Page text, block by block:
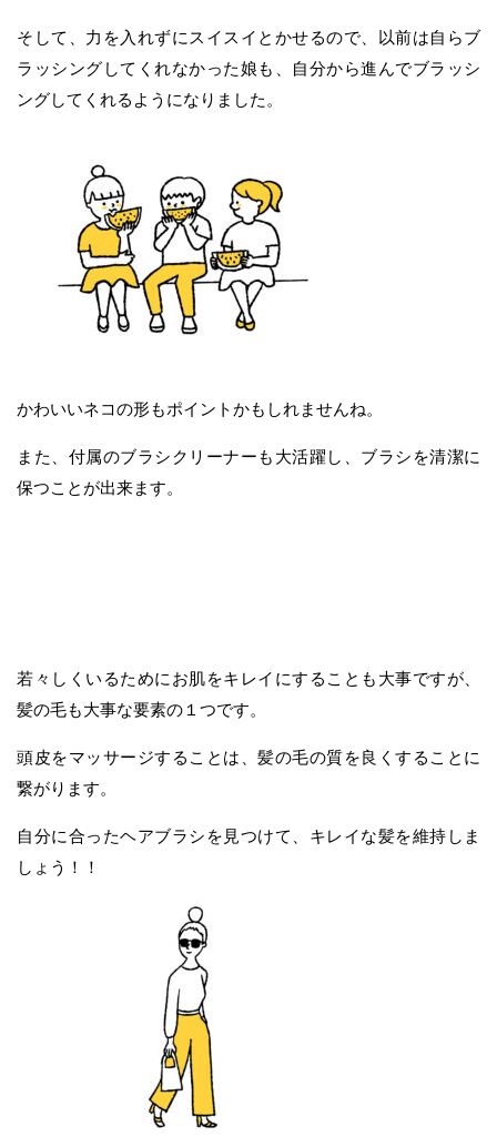
そして、力を入れずにスイスイとかせるので、以前は自らブ
ラッシングしてくれなかった娘も、自分から進んでブラッシ
ングしてくれるようになりました。
かわいいネコの形もポイントかもしれませんね。
また、付属のブラシクリーナーも大活躍し、ブラシを清潔に
保つことが出来ます。
若々しくいるためにお肌をキレイにすることも大事ですが、
髪の毛も大事な要素の１つです。
頭皮をマッサージすることは、髪の毛の質を良くすることに
繋がります。
自分に合ったヘアブラシを見つけて、キレイな髪を維持しま
しょう！！